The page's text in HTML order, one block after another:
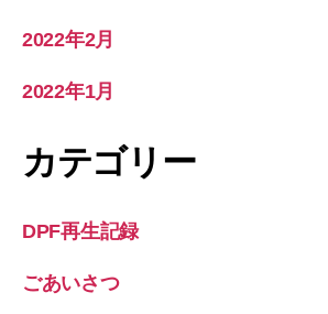
2022年2月
2022年1月
カテゴリー
DPF再生記録
ごあいさつ